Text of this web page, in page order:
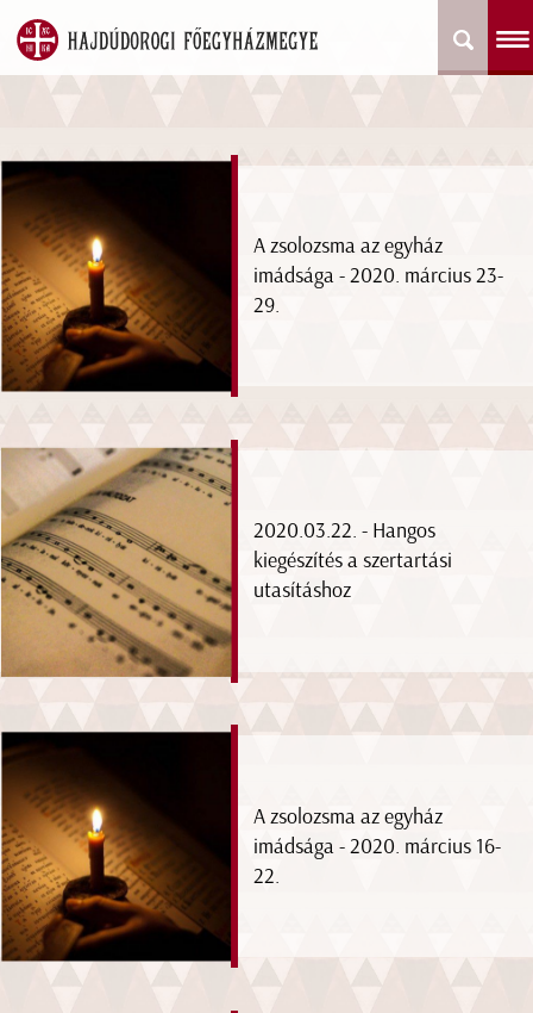
A zsolozsma az egyház
imádsága - 2020. március 23-
29.
2020.03.22. - Hangos
kiegészítés a szertartási
utasításhoz
A zsolozsma az egyház
imádsága - 2020. március 16-
22.